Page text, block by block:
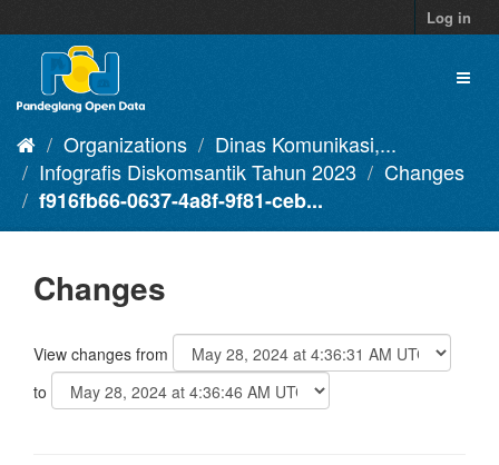
to
content
Log in
Organizations
Dinas Komunikasi,...
Infografis Diskomsantik Tahun 2023
Changes
f916fb66-0637-4a8f-9f81-ceb...
Changes
View changes from
to